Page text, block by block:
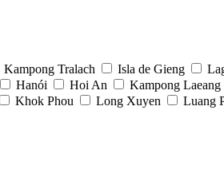
Kampong Tralach Isla de Gieng
Hanói Hoi An Kampong Laeang
Khok Phou Long Xuyen Luang